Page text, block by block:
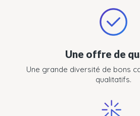
Une offre de
Une grande diversité de bons
qualitatifs.